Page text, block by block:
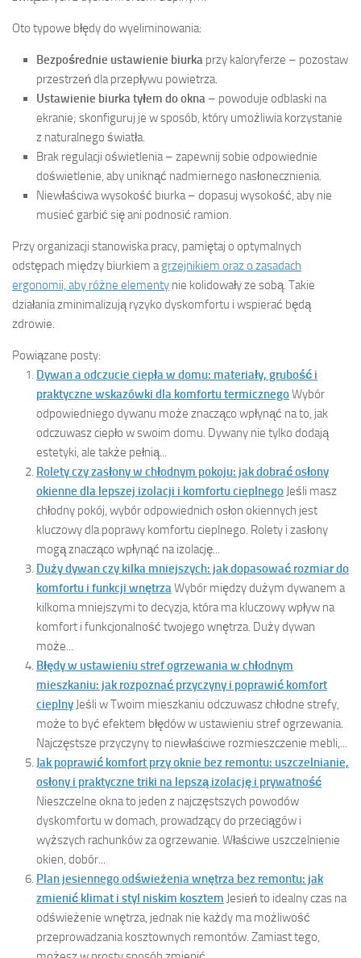
Oto typowe błędy do wyeliminowania:
Bezpośrednie ustawienie biurka przy kaloryferze – pozostaw
przestrzeń dla przepływu powietrza.
Ustawienie biurka tyłem do okna – powoduje odblaski na
ekranie; skonfiguruj je w sposób, który umożliwia korzystanie
z naturalnego światła.
Brak regulacji oświetlenia – zapewnij sobie odpowiednie
doświetlenie, aby uniknąć nadmiernego nasłonecznienia.
Niewłaściwa wysokość biurka – dopasuj wysokość, aby nie
musieć garbić się ani podnosić ramion.
Przy organizacji stanowiska pracy, pamiętaj o optymalnych
odstępach między biurkiem a grzejnikiem oraz o zasadach
ergonomii, aby różne elementy nie kolidowały ze sobą. Takie
działania zminimalizują ryzyko dyskomfortu i wspierać będą
zdrowie.
Powiązane posty:
Dywan a odczucie ciepła w domu: materiały, grubość i
praktyczne wskazówki dla komfortu termicznegoWybór
odpowiedniego dywanu może znacząco wpłynąć na to, jak
odczuwasz ciepło w swoim domu. Dywany nie tylko dodają
estetyki, ale także pełnią...
Rolety czy zasłony w chłodnym pokoju: jak dobrać osłony
okienne dla lepszej izolacji i komfortu cieplnego Jeśli masz
chłodny pokój, wybór odpowiednich osłon okiennych jest
kluczowy dla poprawy komfortu cieplnego. Rolety i zasłony
mogą znacząco wpłynąć na izolację...
Duży dywan czy kilka mniejszych: jak dopasować rozmiar do
komfortu i funkcji wnętrza Wybór między dużym dywanem a
kilkoma mniejszymi to decyzja, która ma kluczowy wpływ na
komfort i funkcjonalność twojego wnętrza. Duży dywan
może...
Błędy w ustawieniu stref ogrzewania w chłodnym
mieszkaniu: jak rozpoznać przyczyny i poprawić komfort
cieplny Jeśli w Twoim mieszkaniu odczuwasz chłodne strefy,
może to być efektem błędów w ustawieniu stref ogrzewania.
Najczęstsze przyczyny to niewłaściwe rozmieszczenie mebli,...
Jak poprawić komfort przy oknie bez remontu: uszczelnianie,
osłony i praktyczne triki na lepszą izolację i prywatność
Nieszczelne okna to jeden z najczęstszych powodów
dyskomfortu w domach, prowadzący do przeciągów i
wyższych rachunków za ogrzewanie. Właściwe uszczelnienie
okien, dobór...
Plan jesiennego odświeżenia wnętrza bez remontu: jak
zmienić klimat i styl niskim kosztem Jesień to idealny czas na
odświeżenie wnętrza, jednak nie każdy ma możliwość
przeprowadzania kosztownych remontów. Zamiast tego,